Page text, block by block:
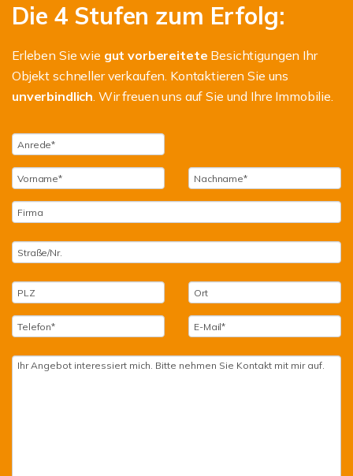
Die 4 Stufen zum Erfolg:
Erleben Sie wie gut vorbereitete Besichtigungen Ihr
Objekt schneller verkaufen. Kontaktieren Sie uns
unverbindlich. Wir freuen uns auf Sie und Ihre Immobilie.